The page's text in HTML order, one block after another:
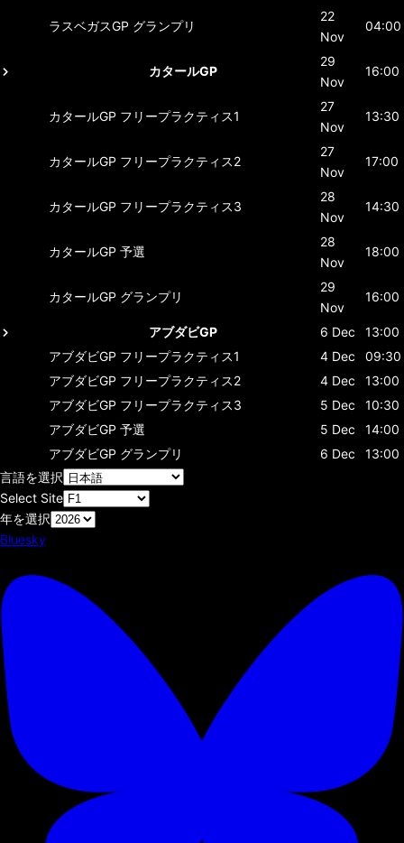
ラスベガスGP グランプリ
22
Nov
04:00
カタールGP
29
Nov
16:00
カタールGP フリープラクティス1
27
Nov
13:30
カタールGP フリープラクティス2
27
Nov
17:00
カタールGP フリープラクティス3
28
Nov
14:30
カタールGP 予選
28
Nov
18:00
カタールGP グランプリ
29
Nov
16:00
アブダビGP 6 Dec
13:00
アブダビGP フリープラクティス1 4 Dec
09:30
アブダビGP フリープラクティス2 4 Dec
13:00
アブダビGP フリープラクティス3 5 Dec
10:30
アブダビGP 予選 5 Dec
14:00
アブダビGP グランプリ 6 Dec
13:00
言語を選択
Select Site
年を選択
Bluesky